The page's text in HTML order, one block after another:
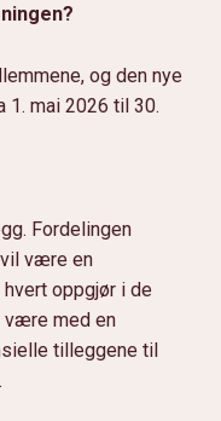
og den nye
1. mai 2026 til 30.
Fordelingen
være en
oppgjør i de
være med en
tilleggene til